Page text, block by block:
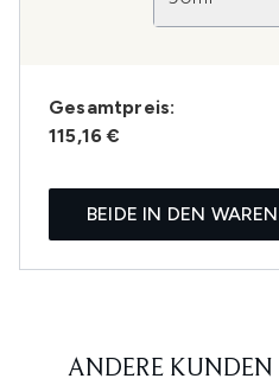
Gesamtpreis:
115,16 €
BEIDE IN DEN
ANDERE